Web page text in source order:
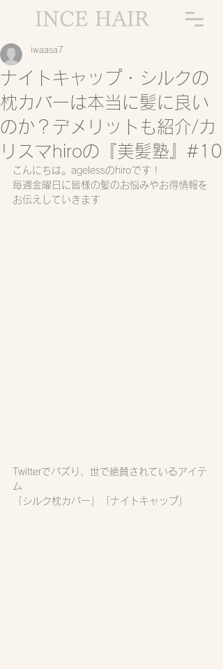
INCE HAIR
ナイトキャップ・シルクの
枕カバーは本当に髪に良い
のか？デメリットも紹介/カ
リスマhiroの『美髪塾』#10
iwaasa7
こんにちは。agelessのhiroです！
毎週金曜日に皆様の髪のお悩みやお得情報を
お伝えしていきます
Twitterでバズり、世で絶賛されているアイテ
ム
「シルク枕カバー」「ナイトキャップ」